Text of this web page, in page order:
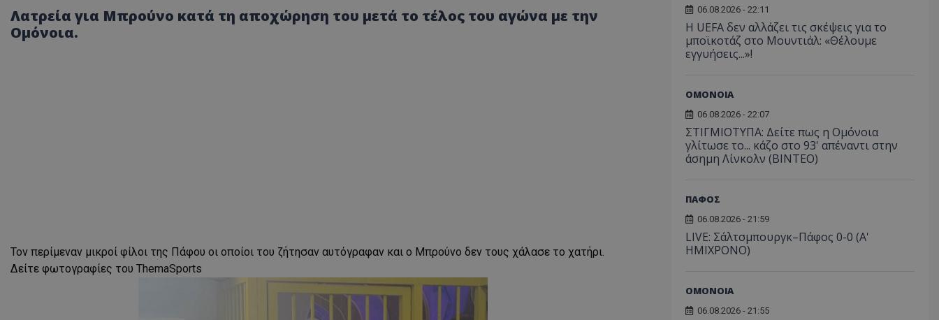
Λατρεία για Μπρούνο κατά τη αποχώρηση του μετά το τέλος του αγώνα με την
Ομόνοια.
Τον περίμεναν μικροί φίλοι της Πάφου οι οποίοι του ζήτησαν αυτόγραφαν και ο Μπρούνο δεν τους χάλασε το χατήρι.
Δείτε φωτογραφίες του ThemaSports
06.08.2026 - 22:11
Η UEFA δεν αλλάζει τις σκέψεις για το
μποϊκοτάζ στο Μουντιάλ: «Θέλουμε
εγγυήσεις...»!
ΟΜΟΝΟΙΑ
06.08.2026 - 22:07
ΣΤΙΓΜΙΟΤΥΠΑ: Δείτε πως η Ομόνοια
γλίτωσε το... κάζο στο 93' απέναντι στην
άσημη Λίνκολν (ΒΙΝΤΕΟ)
ΠΑΦΟΣ
06.08.2026 - 21:59
LIVE: Σάλτσμπουργκ–Πάφος 0-0 (Α'
ΗΜΙΧΡΟΝΟ)
ΟΜΟΝΟΙΑ
06.08.2026 - 21:55